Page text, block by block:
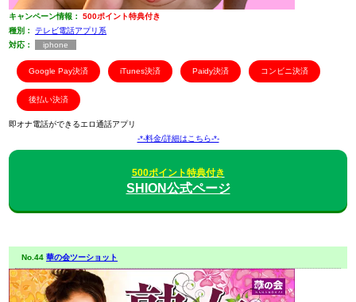
キャンペーン情報：
500ポイント特典付き
種別：
テレビ電話アプリ系
対応：
iphone
Google Pay決済 iTunes決済 Paidy決済 コンビニ決済
後払い決済
即オナ電話ができるエロ通話アプリ
-*-料金/詳細はこちら-*-
500ポイント特典付き
SHION公式ページ
No.44 華の会ツーショット